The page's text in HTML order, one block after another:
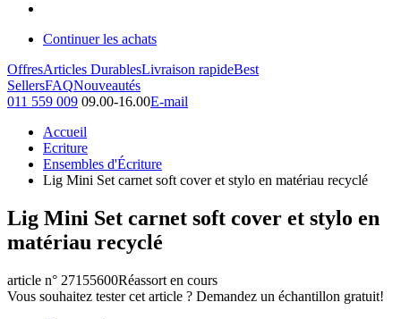
Continuer les achats
OffresArticles DurablesLivraison rapideBest
SellersFAQNouveautés
011 559 009 09.00-16.00E-mail
Accueil
Ecriture
Ensembles d'Écriture
Lig Mini Set carnet soft cover et stylo en matériau recyclé
Lig Mini Set carnet soft cover et stylo en
matériau recyclé
article n° 27155600Réassort en cours
Vous souhaitez tester cet article ? Demandez un échantillon gratuit!